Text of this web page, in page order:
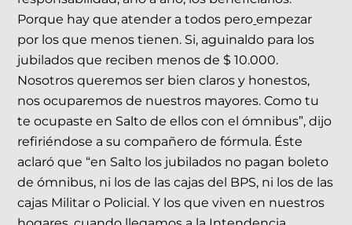
Porque hay que atender a todos pero empezar
por los que menos tienen. Si, aguinaldo para los
jubilados que reciben menos de $ 10.000.
Nosotros queremos ser bien claros y honestos,
nos ocuparemos de nuestros mayores. Como tu
te ocupaste en Salto de ellos con el ómnibus”, dijo
refiriéndose a su compañero de fórmula. Éste
aclaró que “en Salto los jubilados no pagan boleto
de ómnibus, ni los de las cajas del BPS, ni los de las
cajas Militar o Policial. Y los que viven en nuestros